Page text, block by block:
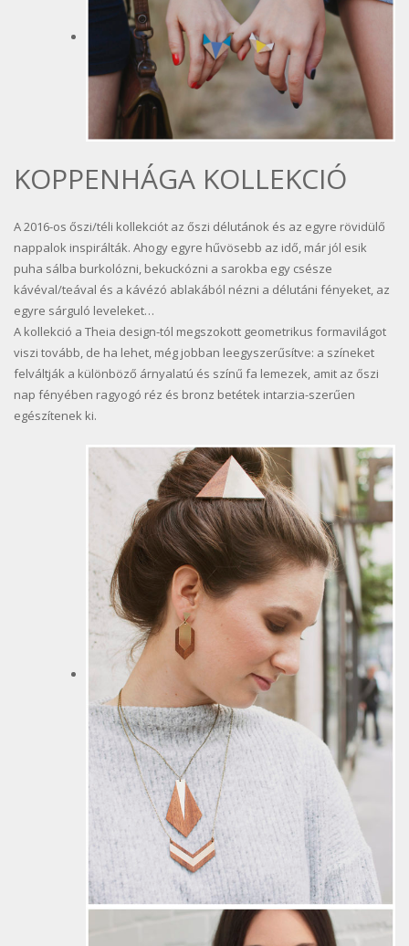
KOPPENHÁGA KOLLEKCIÓ
A 2016-os őszi/téli kollekciót az őszi délutánok és az egyre rövidülő
nappalok inspirálták. Ahogy egyre hűvösebb az idő, már jól esik
puha sálba burkolózni, bekuckózni a sarokba egy csésze
kávéval/teával és a kávézó ablakából nézni a délutáni fényeket, az
egyre sárguló leveleket…
A kollekció a Theia design-tól megszokott geometrikus formavilágot
viszi tovább, de ha lehet, még jobban leegyszerűsítve: a színeket
felváltják a különböző árnyalatú és színű fa lemezek, amit az őszi
nap fényében ragyogó réz és bronz betétek intarzia-szerűen
egészítenek ki.